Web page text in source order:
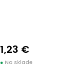
1,23 €
●Na sklade